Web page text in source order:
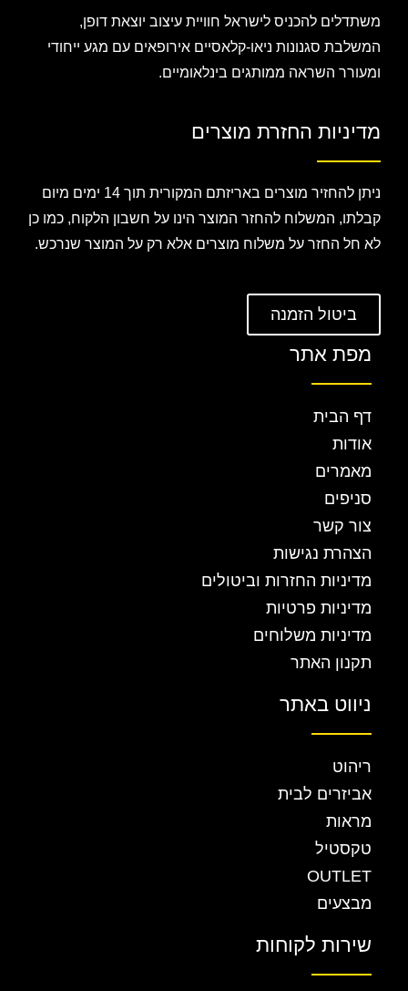
משתדלים להכניס לישראל חוויית עיצוב יוצאת דופן,
המשלבת סגנונות ניאו-קלאסיים אירופאים עם מגע ייחודי
ומעורר השראה ממותגים בינלאומיים.
מדיניות החזרת מוצרים
ניתן להחזיר מוצרים באריזתם המקורית תוך 14 ימים מיום
קבלתו, המשלוח להחזר המוצר הינו על חשבון הלקוח, כמו כן
לא חל החזר על משלוח מוצרים אלא רק על המוצר שנרכש.
ביטול הזמנה
מפת אתר
דף הבית
אודות
מאמרים
סניפים
צור קשר
הצהרת נגישות
מדיניות החזרות וביטולים
מדיניות פרטיות
מדיניות משלוחים
תקנון האתר
ניווט באתר
ריהוט
אביזרים לבית
מראות
טקסטיל
OUTLET
מבצעים
שירות לקוחות